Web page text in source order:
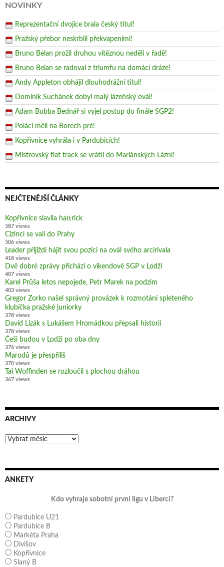
NOVINKY
Reprezentační dvojice brala český titul!
Pražský přebor neskrblil překvapeními!
Bruno Belan prožil druhou vítěznou neděli v řadě!
Bruno Belan se radoval z triumfu na domácí dráze!
Andy Appleton obhájil dlouhodrážní titul!
Dominik Suchánek dobyl malý lázeňský ovál!
Adam Bubba Bednář si vyjel postup do finále SGP2!
Poláci měli na Borech pré!
Kopřivnice vyhrála i v Pardubicích!
Mistrovský flat track se vrátil do Mariánských Lázní!
NEJČTENĚJŠÍ ČLÁNKY
Kopřivnice slavila hattrick
587 views
Cizinci se valí do Prahy
506 views
Leader přijíždí hájit svou pozici na ovál svého arcirivala
418 views
Dvě dobré zprávy přichází o víkendové SGP v Lodži
407 views
Karel Průša letos nepojede, Petr Marek na podzim
403 views
Gregor Zorko našel správný provázek k rozmotání spleteného
klubíčka pražské juniorky
378 views
David Lizák s Lukášem Hromádkou přepsali historii
378 views
Češi budou v Lodži po oba dny
376 views
Marodů je přespříliš
370 views
Tai Woffinden se rozloučil s plochou dráhou
367 views
ARCHIVY
Archivy
ANKETY
Kdo vyhraje sobotní první ligu v Liberci?
Pardubice U21
Pardubice B
Markéta Praha
Divišov
Kopřivnice
Slaný B